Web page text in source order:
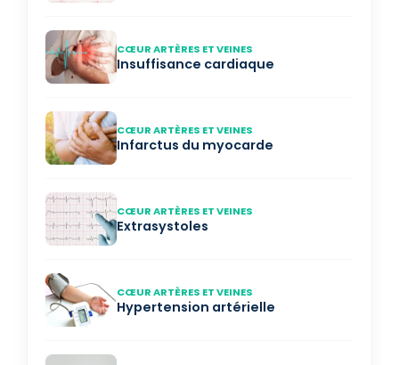
CŒUR ARTÈRES ET VEINES
Insuffisance cardiaque
CŒUR ARTÈRES ET VEINES
Infarctus du myocarde
CŒUR ARTÈRES ET VEINES
Extrasystoles
CŒUR ARTÈRES ET VEINES
Hypertension artérielle